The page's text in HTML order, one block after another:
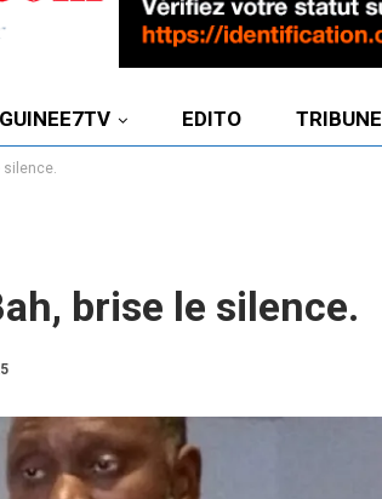
GUINEE7TV EDITO TRIBUNE
silence.
brise le silence.